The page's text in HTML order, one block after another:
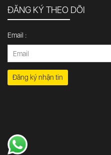
ĐĂNG KÝ THEO DÕI
Email :
Đăng ký nhận tin